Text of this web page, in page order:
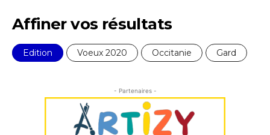
Affiner vos résultats
Edition Voeux 2020 Occitanie Gard